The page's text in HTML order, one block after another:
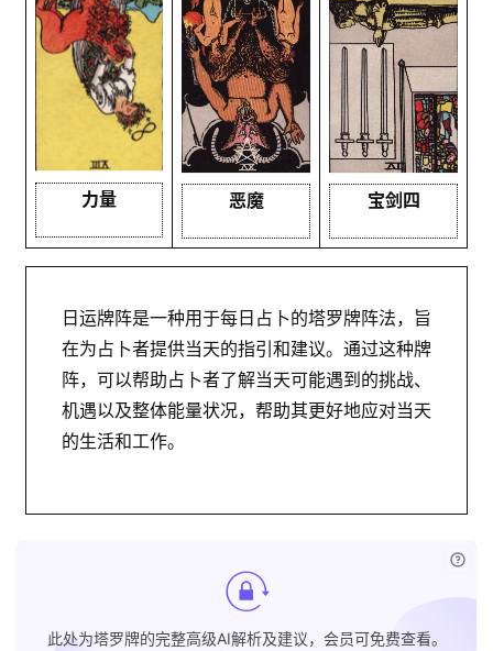
力量 恶魔 宝剑四
日运牌阵是一种用于每日占卜的塔罗牌阵法，旨
在为占卜者提供当天的指引和建议。通过这种牌
阵，可以帮助占卜者了解当天可能遇到的挑战、
机遇以及整体能量状况，帮助其更好地应对当天
的生活和工作。
此处为塔罗牌的完整高级AI解析及建议，会员可免费查看。